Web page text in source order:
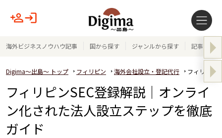
海外ビジネスノウハウ記事 国から探す ジャンルから探す 記事テー
Digima～出島～ トップ フィリピン 海外会社設立・登記代行 フィリピン
フィリピンSEC登録解説｜オンライ
ン化された法人設立ステップを徹底
ガイド